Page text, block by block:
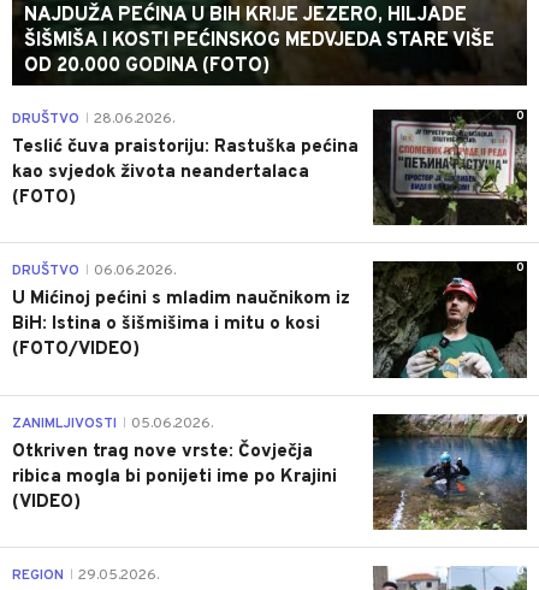
NAJDUŽA PEĆINA U BIH KRIJE JEZERO, HILJADE
ŠIŠMIŠA I KOSTI PEĆINSKOG MEDVJEDA STARE VIŠE
OD 20.000 GODINA (FOTO)
0
DRUŠTVO 28.06.2026.
Teslić čuva praistoriju: Rastuška pećina
kao svjedok života neandertalaca
(FOTO)
0
DRUŠTVO 06.06.2026.
U Mićinoj pećini s mladim naučnikom iz
BiH: Istina o šišmišima i mitu o kosi
(FOTO/VIDEO)
0
ZANIMLJIVOSTI 05.06.2026.
Otkriven trag nove vrste: Čovječja
ribica mogla bi ponijeti ime po Krajini
(VIDEO)
0
REGION 29.05.2026.